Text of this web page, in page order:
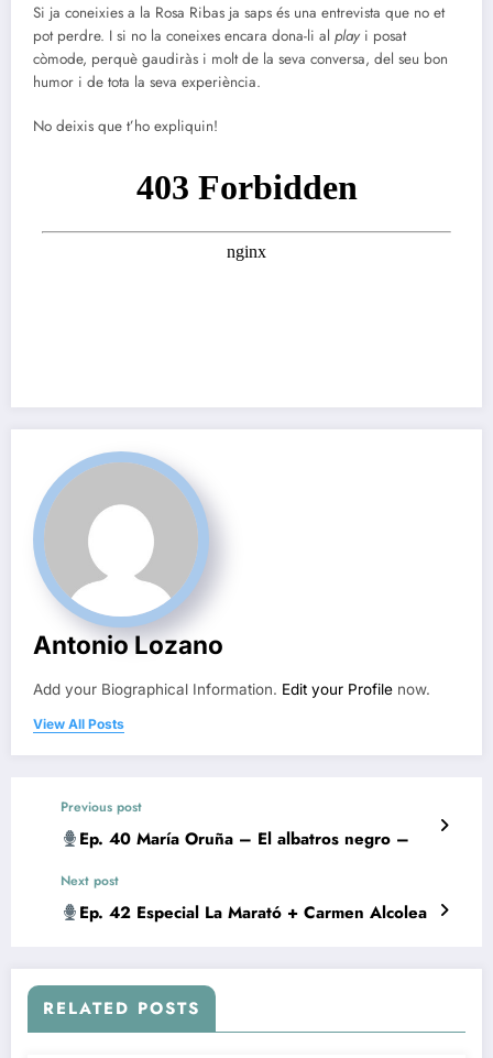
Si ja coneixies a la Rosa Ribas ja saps és una entrevista que no et
pot perdre. I si no la coneixes encara dona-li al play i posat
còmode, perquè gaudiràs i molt de la seva conversa, del seu bon
humor i de tota la seva experiència.
No deixis que t’ho expliquin!
Antonio Lozano
Add your Biographical Information. Edit your Profile now.
View All Posts
Previous post
Ep. 40 María Oruña – El albatros negro –
Next post
Ep. 42 Especial La Marató + Carmen Alcolea
RELATED POSTS